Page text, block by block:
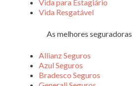
Vida para Estagiário
Vida Resgatável
As melhores
Allianz Seguros
Azul Seguros
Bradesco Seguros